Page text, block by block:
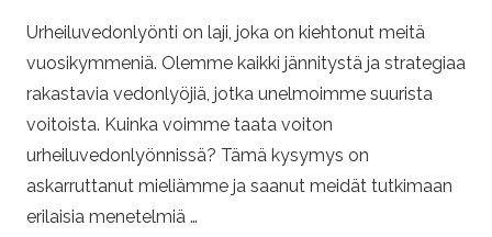
a
t
e
g
Urheiluvedonlyönti on laji, joka on kiehtonut meitä
vuosikymmeniä. Olemme kaikki jännitystä ja strategiaa
rakastavia vedonlyöjiä, jotka unelmoimme suurista
voitoista. Kuinka voimme taata voiton
urheiluvedonlyönnissä? Tämä kysymys on
askarruttanut mieliämme ja saanut meidät tutkimaan
erilaisia menetelmiä …